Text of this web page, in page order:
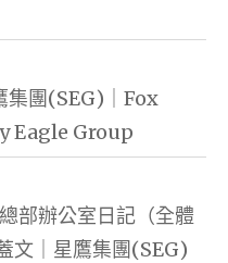
集團(SEG)｜Fox
Eagle Group
部辦公室日記（全體
文｜星鷹集團(SEG)